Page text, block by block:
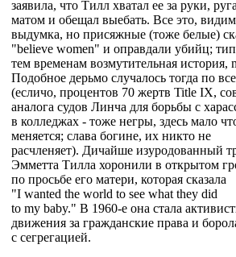
заявила, что Тилл хватал ее за руки,
матом и обещал выебать. Все это,
выдумка, но присяжные (тоже белые)
"believe women" и оправдали убийц;
тем временам возмутительная история,
Подобное дерьмо случалось тогда по
(есличо, процентов 70 жертв Title IX,
аналога судов Линча для борьбы с
в колледжах - тоже негры, здесь мало
меняется; слава богине, их никто не
расчленяет). Дичайше изуродованный
Эмметта Тилла хоронили в открытом
по просьбе его матери, которая сказала
"I wanted the world to see what they did
to my baby." В 1960-е она стала
движения за гражданские права и
с сегрегацией.